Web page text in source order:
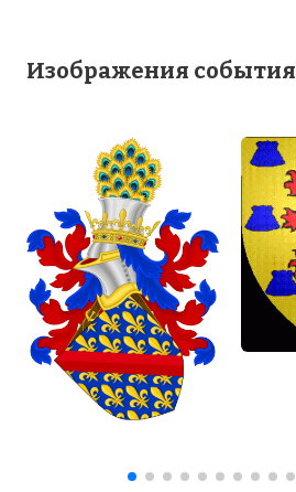
Изображения события